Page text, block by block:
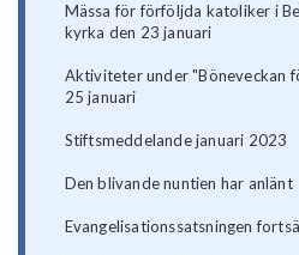
Mässa för förföljda katoliker i
kyrka den 23 januari
Aktiviteter under "Böneveckan
25 januari
Stiftsmeddelande januari 2023
Den blivande nuntien har anlänt
Evangelisationssatsningen